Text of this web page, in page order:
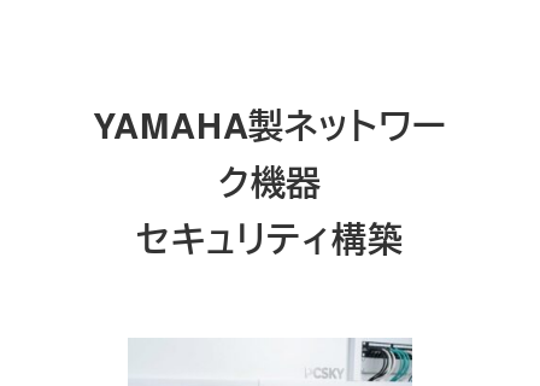
YAMAHA製ネットワー
ク機器
セキュリティ構築